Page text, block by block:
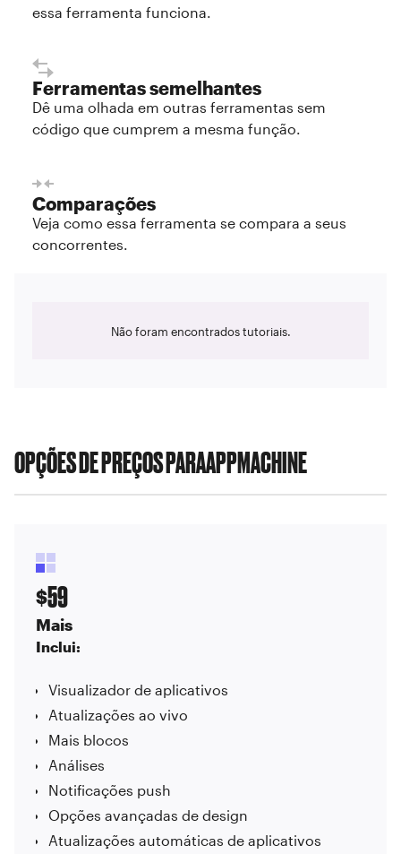
essa ferramenta funciona.
Ferramentas semelhantes
Dê uma olhada em outras ferramentas sem
código que cumprem a mesma função.
Comparações
Veja como essa ferramenta se compara a seus
concorrentes.
Não foram encontrados tutoriais.
OPÇÕES DE PREÇOS PARAAPPMACHINE
$59
Mais
Inclui:
Visualizador de aplicativos
Atualizações ao vivo
Mais blocos
Análises
Notificações push
Opções avançadas de design
Atualizações automáticas de aplicativos